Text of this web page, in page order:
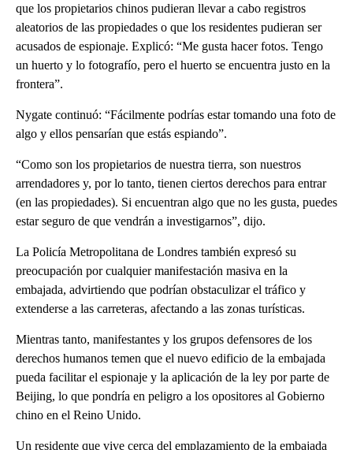
que los propietarios chinos pudieran llevar a cabo registros
aleatorios de las propiedades o que los residentes pudieran ser
acusados de espionaje. Explicó: “Me gusta hacer fotos. Tengo
un huerto y lo fotografío, pero el huerto se encuentra justo en la
frontera”.
Nygate continuó: “Fácilmente podrías estar tomando una foto de
algo y ellos pensarían que estás espiando”.
“Como son los propietarios de nuestra tierra, son nuestros
arrendadores y, por lo tanto, tienen ciertos derechos para entrar
(en las propiedades). Si encuentran algo que no les gusta, puedes
estar seguro de que vendrán a investigarnos”, dijo.
La Policía Metropolitana de Londres también expresó su
preocupación por cualquier manifestación masiva en la
embajada, advirtiendo que podrían obstaculizar el tráfico y
extenderse a las carreteras, afectando a las zonas turísticas.
Mientras tanto, manifestantes y los grupos defensores de los
derechos humanos temen que el nuevo edificio de la embajada
pueda facilitar el espionaje y la aplicación de la ley por parte de
Beijing, lo que pondría en peligro a los opositores al Gobierno
chino en el Reino Unido.
Un residente que vive cerca del emplazamiento de la embajada